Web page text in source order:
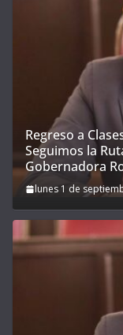
Regreso a
Seguimos la
Gobernadora
lunes 1 de